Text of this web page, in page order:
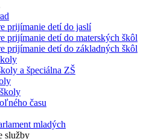
prijímanie detí do jaslí
prijímanie detí do materských škôl
prijímanie detí do základných škôl
a špeciálna ZŠ
času
mladých
služby